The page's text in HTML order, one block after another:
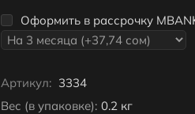
Оформить в рассрочку
Артикул: 3334
Вес (в упаковке): 0.2 кг